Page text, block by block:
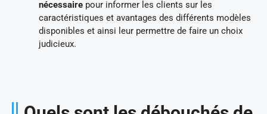
nécessaire pour informer les clients sur les
caractéristiques et avantages des différents modèles
disponibles et ainsi leur permettre de faire un choix
judicieux.